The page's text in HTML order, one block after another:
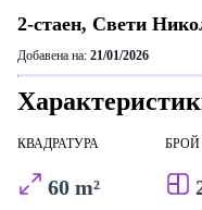
2-стаен, Свети
Добавена на: 21/01/2026
КВАДРАТУРА
60 m²